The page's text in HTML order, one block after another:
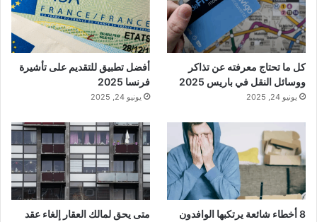
كل ما تحتاج معرفته عن تذاكر
ووسائل النقل في باريس 2025
يونيو 24, 2025
أفضل تطبيق للتقديم على تأشيرة
فرنسا 2025
يونيو 24, 2025
8 أخطاء شائعة يرتكبها الوافدون متى يحق لمالك العقار إلغاء عقد